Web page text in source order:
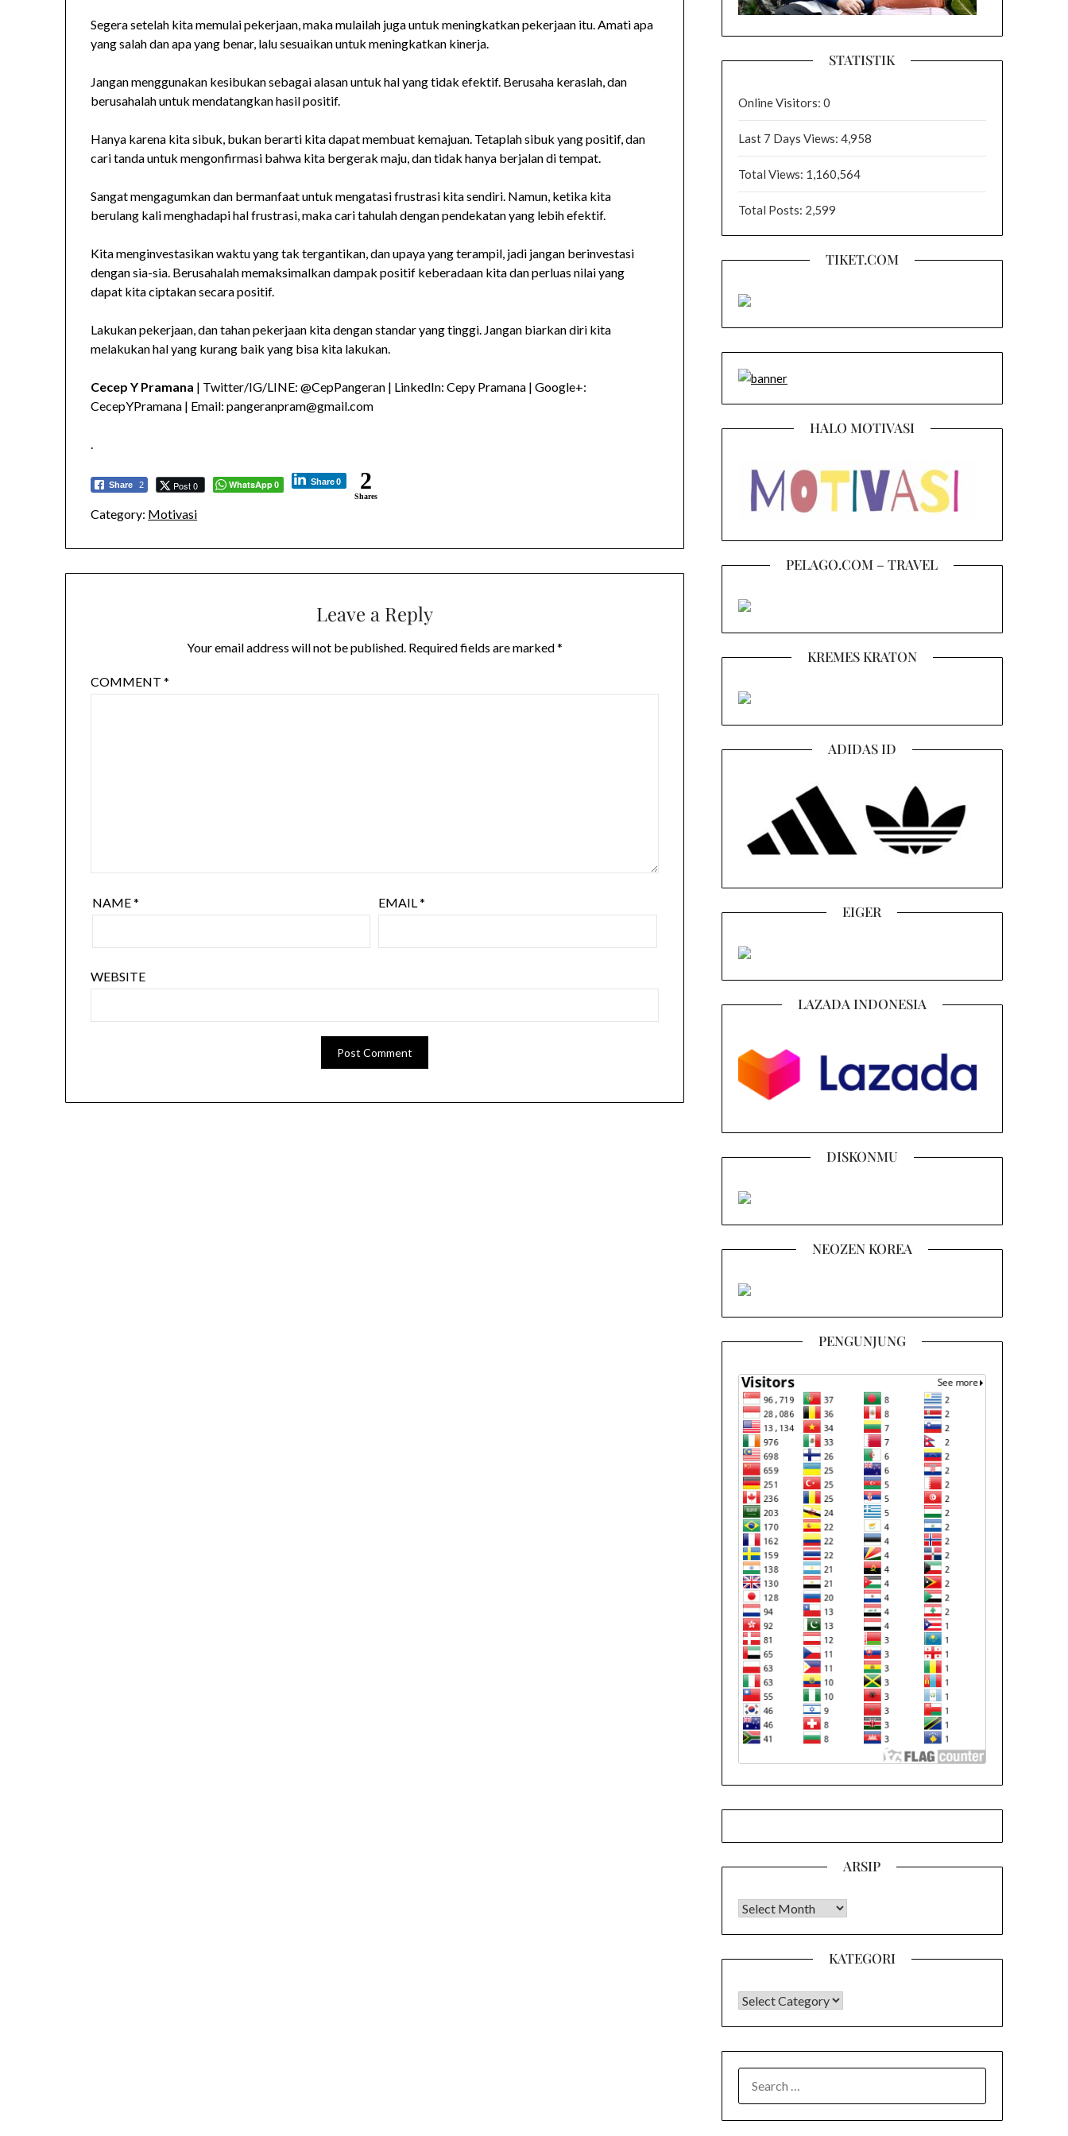
Segera setelah kita memulai pekerjaan, maka mulailah juga untuk meningkatkan pekerjaan itu. Amati apa
yang salah dan apa yang benar, lalu sesuaikan untuk meningkatkan kinerja.
Jangan menggunakan kesibukan sebagai alasan untuk hal yang tidak efektif. Berusaha keraslah, dan
berusahalah untuk mendatangkan hasil positif.
Hanya karena kita sibuk, bukan berarti kita dapat membuat kemajuan. Tetaplah sibuk yang positif, dan
cari tanda untuk mengonfirmasi bahwa kita bergerak maju, dan tidak hanya berjalan di tempat.
Sangat mengagumkan dan bermanfaat untuk mengatasi frustrasi kita sendiri. Namun, ketika kita
berulang kali menghadapi hal frustrasi, maka cari tahulah dengan pendekatan yang lebih efektif.
Kita menginvestasikan waktu yang tak tergantikan, dan upaya yang terampil, jadi jangan berinvestasi
dengan sia-sia. Berusahalah memaksimalkan dampak positif keberadaan kita dan perluas nilai yang
dapat kita ciptakan secara positif.
Lakukan pekerjaan, dan tahan pekerjaan kita dengan standar yang tinggi. Jangan biarkan diri kita
melakukan hal yang kurang baik yang bisa kita lakukan.
Cecep Y Pramana | Twitter/IG/LINE: @CepPangeran | LinkedIn: Cepy Pramana | Google+:
CecepYPramana | Email: pangeranpram@gmail.com
.
Share 2 Post 0 WhatsApp0 Share0 2
Shares
Category: Motivasi
Leave a Reply
Your email address will not be published. Required fields are marked*
COMMENT*
NAME* EMAIL*
WEBSITE
STATISTIK
Online Visitors: 0
Last 7 Days Views: 4,958
Total Views: 1,160,564
Total Posts: 2,599
TIKET.COM
HALO MOTIVASI
PELAGO.COM – TRAVEL
KREMES KRATON
ADIDAS ID
EIGER
LAZADA INDONESIA
DISKONMU
NEOZEN KOREA
PENGUNJUNG
ARSIP
Arsip
KATEGORI
KATEGORI
FOR: